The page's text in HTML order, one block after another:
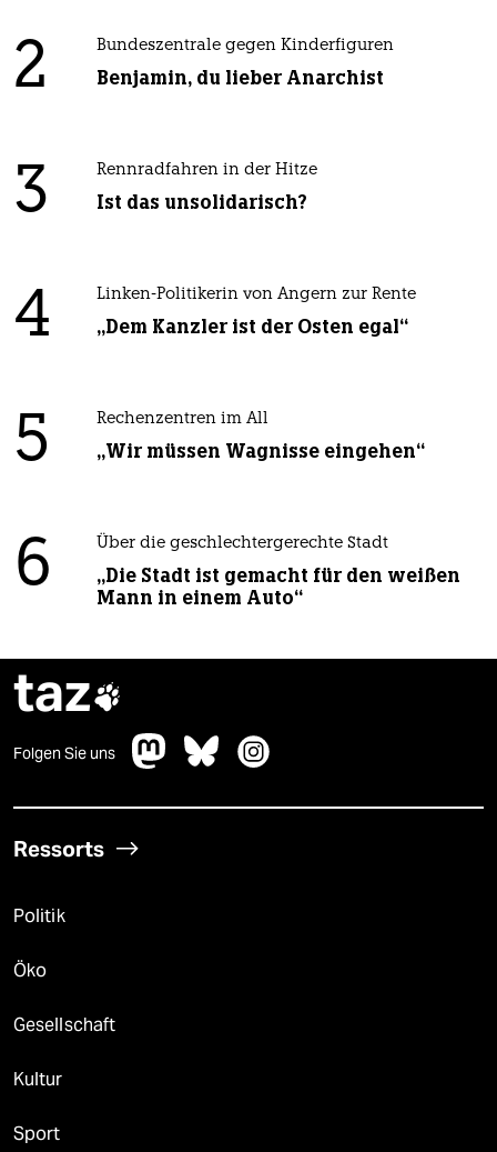
2 Bundeszentrale gegen Kinderfiguren
Benjamin, du lieber Anarchist
3 Rennradfahren in der Hitze
Ist das unsolidarisch?
4 Linken-Politikerin von Angern zur Rente
„Dem Kanzler ist der Osten egal“
5 Rechenzentren im All
„Wir müssen Wagnisse eingehen“
6 Über die geschlechtergerechte Stadt
„Die Stadt ist gemacht für den weißen
Mann in einem Auto“
taz
Folgen Sie uns
Ressorts
Politik
Öko
Gesellschaft
Kultur
Sport